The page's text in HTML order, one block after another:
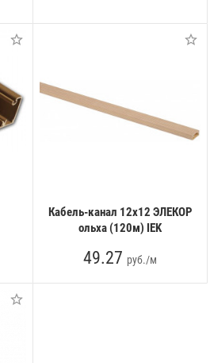
Кабель-канал 12х12 ЭЛЕКОР
ольха (120м) IEK
49.27 руб./м